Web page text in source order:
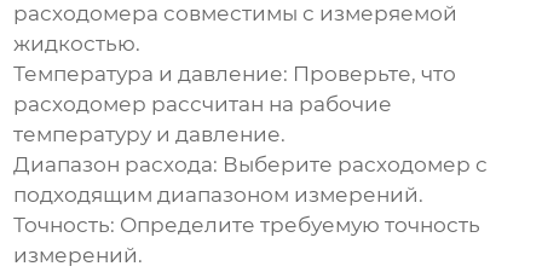
расходомера совместимы с измеряемой
жидкостью.
Температура и давление: Проверьте, что
расходомер рассчитан на рабочие
температуру и давление.
Диапазон расхода: Выберите расходомер с
подходящим диапазоном измерений.
Точность: Определите требуемую точность
измерений.